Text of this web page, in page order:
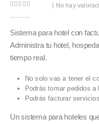
( No hay
Sistema para hotel con
Administra tu hotel,
tiempo real.
No solo vas a tener el
Podrás tomar pedidos
Podrás facturar
Un sistema para hoteles